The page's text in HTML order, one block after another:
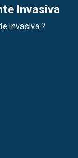
Invasiva
Invasiva ?